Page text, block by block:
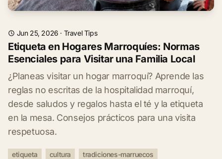
Jun 25, 2026 · Travel Tips
Etiqueta en Hogares Marroquíes: Normas
Esenciales para Visitar una Familia Local
¿Planeas visitar un hogar marroquí? Aprende las
reglas no escritas de la hospitalidad marroquí,
desde saludos y regalos hasta el té y la etiqueta
en la mesa. Consejos prácticos para una visita
respetuosa.
etiqueta cultura
tradiciones-marruecos